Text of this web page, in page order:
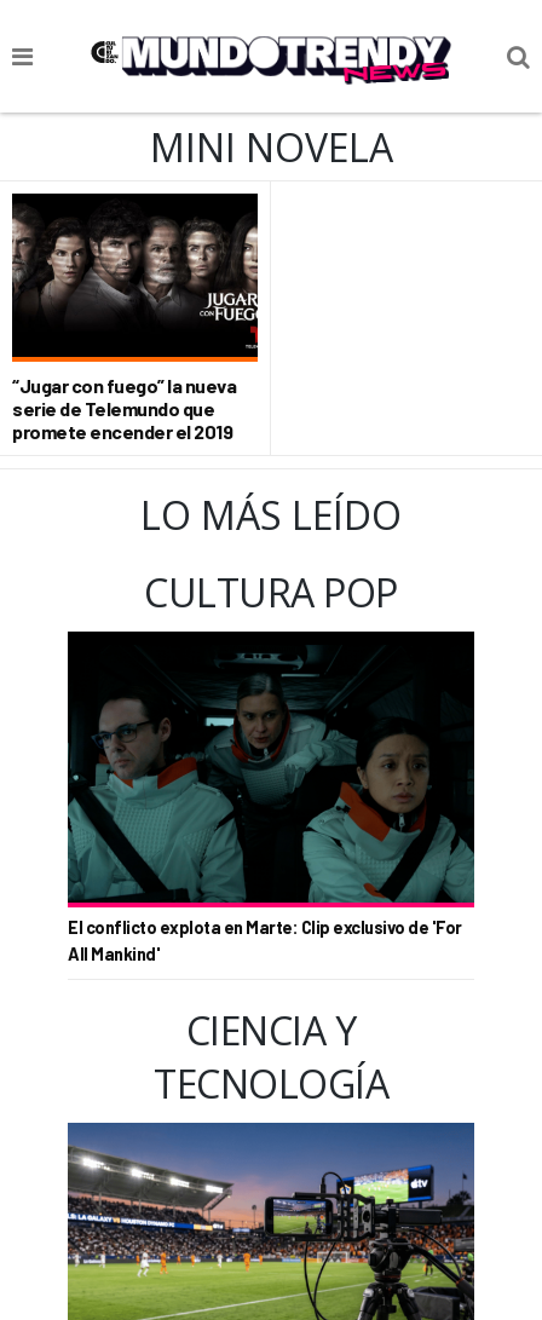
NOTICIAS
CIENCIA Y TECNOLOGÍA
VIDA
SOCIEDAD
CULTURIZANDO.COM
MINI NOVELA
“Jugar con fuego” la nueva
serie de Telemundo que
promete encender el 2019
LO MÁS LEÍDO
CULTURA POP
El conflicto explota en Marte: Clip exclusivo de 'For
All Mankind'
CIENCIA Y
TECNOLOGÍA